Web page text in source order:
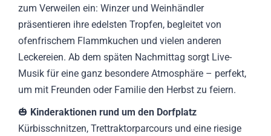
zum Verweilen ein: Winzer und Weinhändler
präsentieren ihre edelsten Tropfen, begleitet von
ofenfrischem Flammkuchen und vielen anderen
Leckereien. Ab dem späten Nachmittag sorgt Live-
Musik für eine ganz besondere Atmosphäre – perfekt,
um mit Freunden oder Familie den Herbst zu feiern.
🎃 Kinderaktionen rund um den Dorfplatz
Kürbisschnitzen, Trettraktorparcours und eine riesige